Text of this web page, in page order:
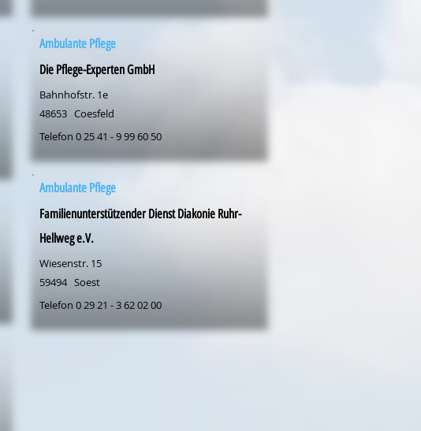
Ambulante Pflege
Die Pflege-Experten GmbH
Bahnhofstr. 1e
48653 Coesfeld
Telefon 0 25 41 - 9 99 60 50
Ambulante Pflege
Familienunterstützender Dienst Diakonie Ruhr-
Hellweg e.V.
Wiesenstr. 15
59494 Soest
Telefon 0 29 21 - 3 62 02 00